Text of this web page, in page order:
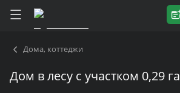
Дома, коттеджи
Дом в лесу с участком 0,29 га